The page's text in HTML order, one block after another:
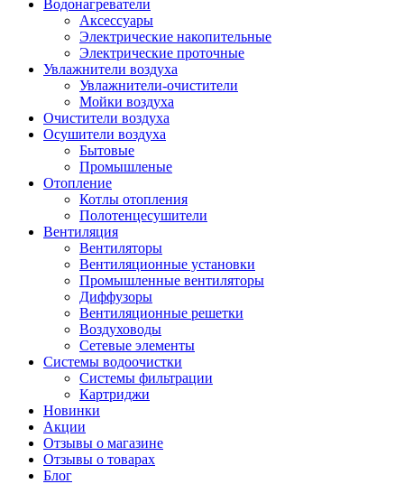
Водонагреватели
Аксессуары
Электрические накопительные
Электрические проточные
Увлажнители воздуха
Увлажнители-очистители
Мойки воздуха
Очистители воздуха
Осушители воздуха
Бытовые
Промышленые
Отопление
Котлы отопления
Полотенцесушители
Вентиляция
Вентиляторы
Вентиляционные установки
Промышленные вентиляторы
Диффузоры
Вентиляционные решетки
Воздуховоды
Сетевые элементы
Системы водоочистки
Системы фильтрации
Картриджи
Новинки
Акции
Отзывы о магазине
Отзывы о товарах
Блог